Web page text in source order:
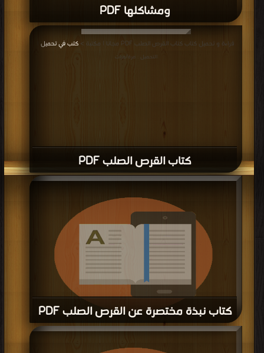
ومشاكلها PDF
كتاب القرص الصلب PDF
قراءة و تحميل كتاب كتاب القرص الصلب PDF مجانا | مكتبة > كتب في تحميل
التحميل : مرة/مرات
كتاب نبذة مختصرة عن القرص الصلب PDF
قراءة و تحميل كتاب كتاب نبذة مختصرة عن القرص الصلب PDF مجانا | مكتبة >
كتب
في| التحميل : مرة/مرات